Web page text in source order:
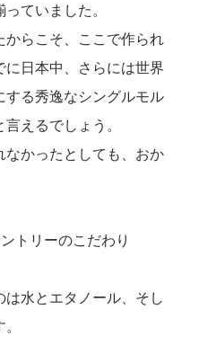
ていました。
からこそ、ここで作られ
に日本中、さらには世界
る秀逸なシングルモル
えるでしょう。
なかったとしても、おか
トリーのこだわり
水とエタノール、そし